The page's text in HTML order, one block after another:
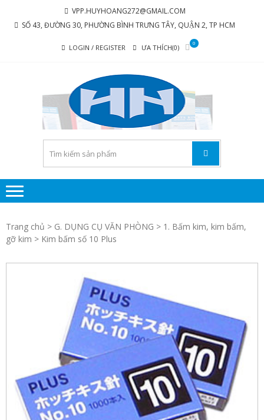
VPP.HUYHOANG272@GMAIL.COM
SỐ 43, ĐƯỜNG 30, PHƯỜNG BÌNH TRƯNG TÂY, QUẬN 2, TP HCM
LOGIN / REGISTER ƯA THÍCH(0)
0
Trang chủ > G. DỤNG CỤ VĂN PHÒNG > 1. Bấm kim, kim bấm,
gỡ kim > Kim bấm số 10 Plus